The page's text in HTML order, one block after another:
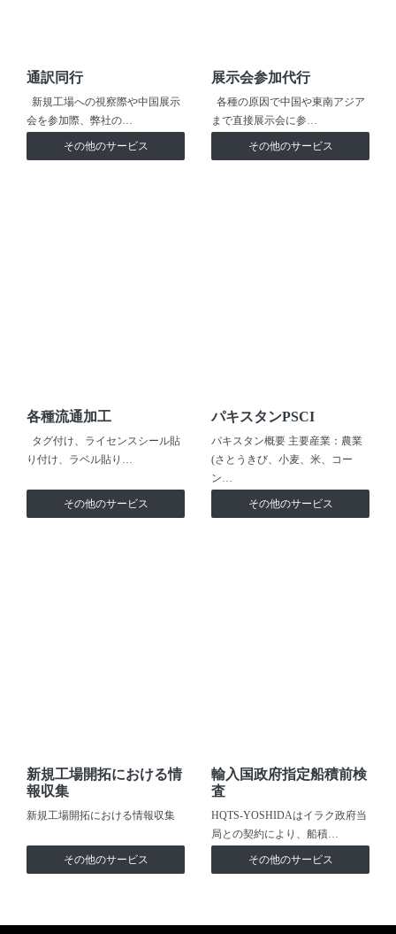
通訳同行
新規工場への視察際や中国展示
会を参加際、弊社の…
その他のサービス
展示会参加代行
各種の原因で中国や東南アジア
まで直接展示会に参…
その他のサービス
各種流通加工
タグ付け、ライセンスシール貼
り付け、ラベル貼り…
その他のサービス
パキスタンPSCI
パキスタン概要 主要産業：農業
(さとうきび、小麦、米、コー
ン…
その他のサービス
新規工場開拓における情
報収集
新規工場開拓における情報収集
その他のサービス
輸入国政府指定船積前検
査
HQTS-YOSHIDAはイラク政府当
局との契約により、船積…
その他のサービス